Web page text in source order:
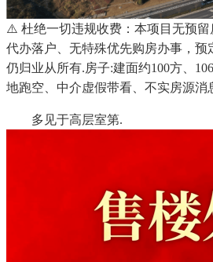
⚠️ 杜绝一切违规收费：本项目无预
代办落户、无特殊优先购房办事，预
仍归业从所有.房子:建面约100方、
地跑空、中介虚假带看、不实房源消
多见于高层室第.